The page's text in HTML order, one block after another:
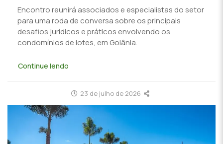
Encontro reunirá associados e especialistas do setor
para uma roda de conversa sobre os principais
desafios jurídicos e práticos envolvendo os
condomínios de lotes, em Goiânia.
Continue lendo
23 de julho de 2026